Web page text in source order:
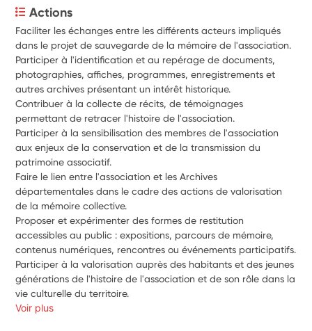
Actions
Faciliter les échanges entre les différents acteurs impliqués
dans le projet de sauvegarde de la mémoire de l'association.
Participer à l'identification et au repérage de documents,
photographies, affiches, programmes, enregistrements et
autres archives présentant un intérêt historique.
Contribuer à la collecte de récits, de témoignages
permettant de retracer l'histoire de l'association.
Participer à la sensibilisation des membres de l'association
aux enjeux de la conservation et de la transmission du
patrimoine associatif.
Faire le lien entre l'association et les Archives
départementales dans le cadre des actions de valorisation
de la mémoire collective.
Proposer et expérimenter des formes de restitution
accessibles au public : expositions, parcours de mémoire,
contenus numériques, rencontres ou événements participatifs.
Participer à la valorisation auprès des habitants et des jeunes
générations de l'histoire de l'association et de son rôle dans la
vie culturelle du territoire.
Voir plus